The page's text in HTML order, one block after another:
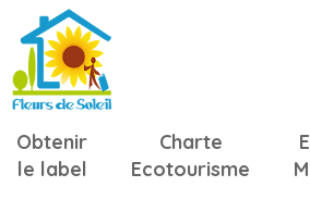
Obtenir
le label
Charte
Ecotourisme